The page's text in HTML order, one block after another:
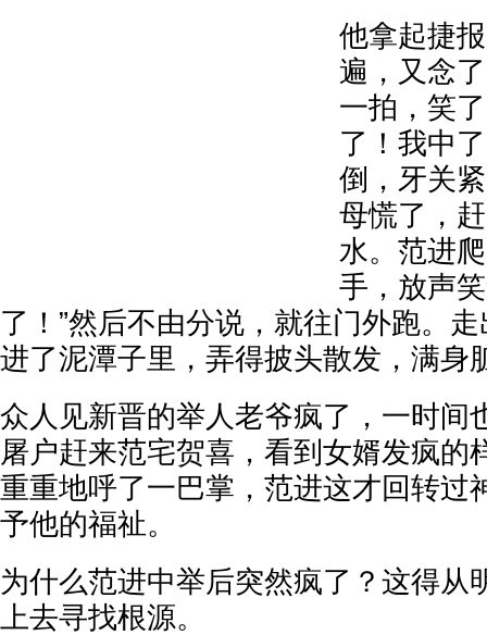
他拿起捷
遍，又念
一拍，笑
了！我中
倒，牙关
母慌了，
水。范进
手，放声
了！”然后不由分说，就往门外跑。
进了泥潭子里，弄得披头散发，满身
众人见新晋的举人老爷疯了，一时间
屠户赶来范宅贺喜，看到女婿发疯的
重重地呼了一巴掌，范进这才回转过
予他的福祉。
为什么范进中举后突然疯了？这得从
上去寻找根源。